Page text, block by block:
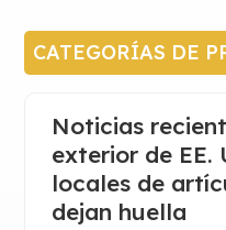
CATEGORÍAS DE
Noticias
exterior de EE.
locales de
dejan huella